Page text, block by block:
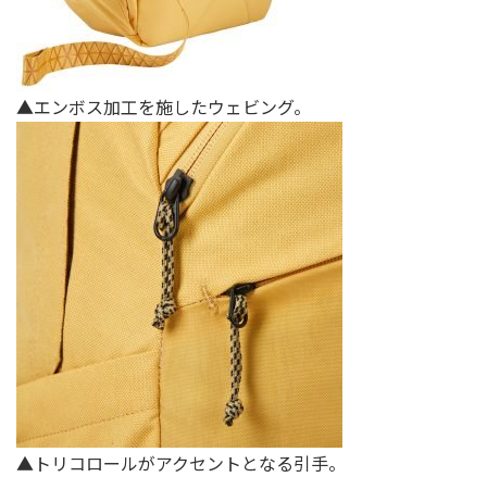
▲エンボス加工を施したウェビング。
▲トリコロールがアクセントとなる引手。